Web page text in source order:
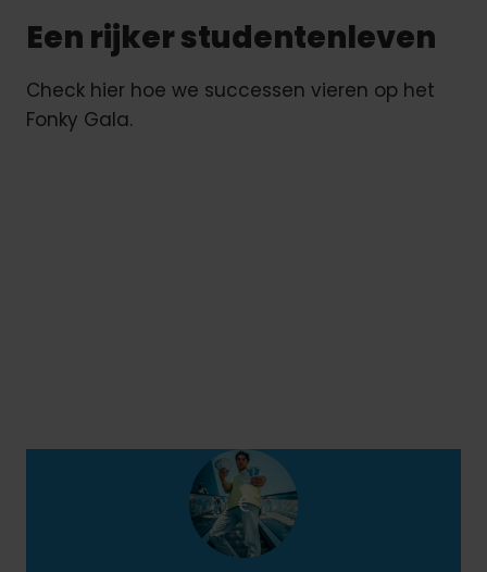
Een rijker studentenleven
Check hier hoe we successen vieren op het
Fonky Gala.